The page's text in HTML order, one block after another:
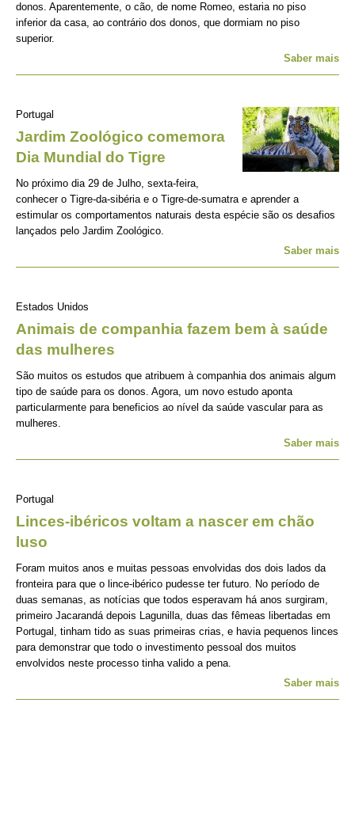
donos. Aparentemente, o cão, de nome Romeo, estaria no piso
inferior da casa, ao contrário dos donos, que dormiam no piso
superior.
Saber mais
Portugal
Jardim Zoológico comemora
Dia Mundial do Tigre
No próximo dia 29 de Julho, sexta-feira,
conhecer o Tigre-da-sibéria e o Tigre-de-sumatra e aprender a
estimular os comportamentos naturais desta espécie são os desafios
lançados pelo Jardim Zoológico.
Saber mais
Estados Unidos
Animais de companhia fazem bem à saúde
das mulheres
São muitos os estudos que atribuem à companhia dos animais algum
tipo de saúde para os donos. Agora, um novo estudo aponta
particularmente para beneficios ao nível da saúde vascular para as
mulheres.
Saber mais
Portugal
Linces-ibéricos voltam a nascer em chão
luso
Foram muitos anos e muitas pessoas envolvidas dos dois lados da
fronteira para que o lince-ibérico pudesse ter futuro. No período de
duas semanas, as notícias que todos esperavam há anos surgiram,
primeiro Jacarandá depois Lagunilla, duas das fêmeas libertadas em
Portugal, tinham tido as suas primeiras crias, e havia pequenos linces
para demonstrar que todo o investimento pessoal dos muitos
envolvidos neste processo tinha valido a pena.
Saber mais